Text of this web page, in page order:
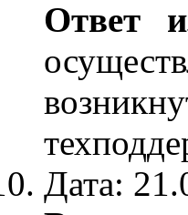
Ответ
Дата: